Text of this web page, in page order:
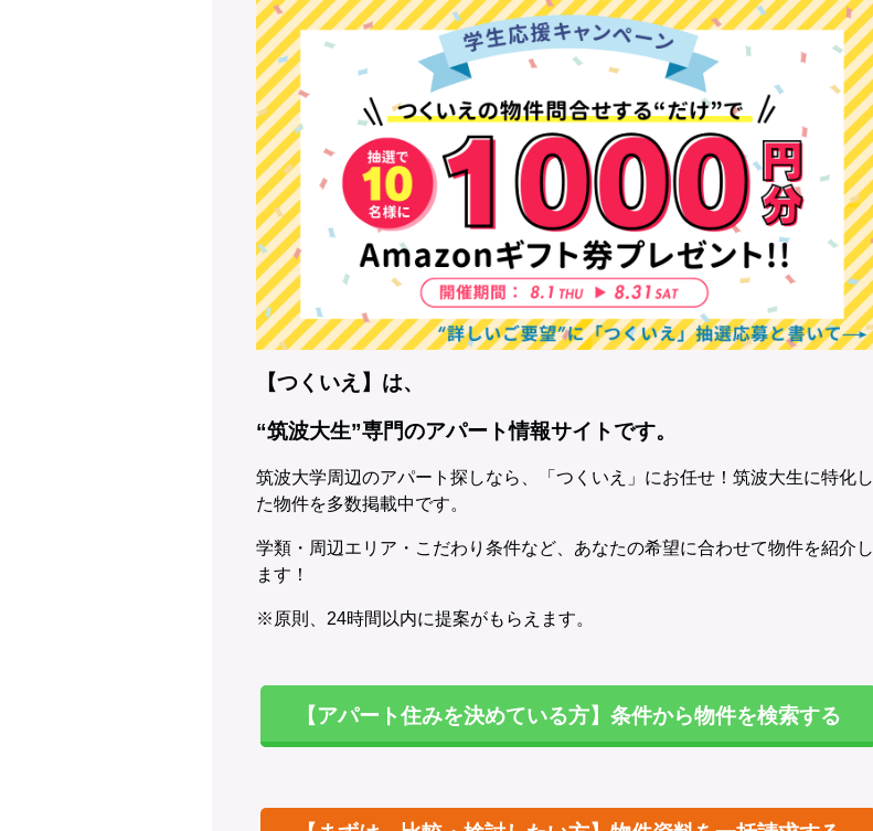
【つくいえ】は、
“筑波大生”専門のアパート情報サイトです。
筑波大学周辺のアパート探しなら、「つくいえ」にお任せ！筑波大生に特化し
た物件を多数掲載中です。
学類・周辺エリア・こだわり条件など、あなたの希望に合わせて物件を紹介し
ます！
※原則、24時間以内に提案がもらえます。
【アパート住みを決めている方】条件から物件を検索する